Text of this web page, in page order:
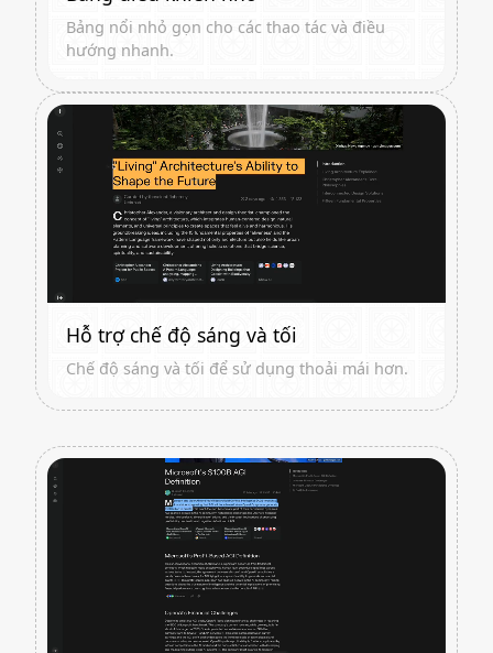
Bảng nổi nhỏ gọn cho các thao tác và điều
hướng nhanh.
Hỗ trợ chế độ sáng và tối
Chế độ sáng và tối để sử dụng thoải mái hơn.